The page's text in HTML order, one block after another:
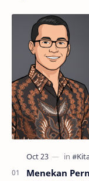
Menekan